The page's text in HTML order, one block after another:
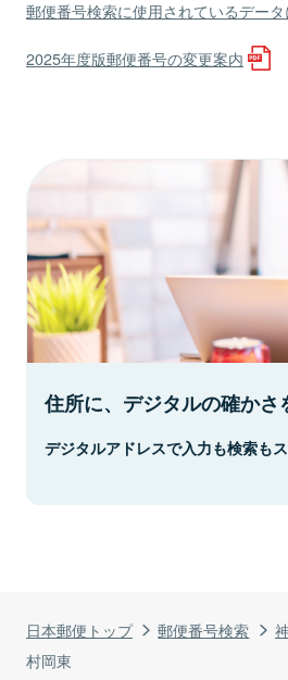
日本郵便トップ 郵便番号検索
村岡東
郵便番号検索に使用されているデータ
2025年度版郵便番号の変更案内
住所に、デジタルの確かさ
デジタルアドレスで入力も検索もス